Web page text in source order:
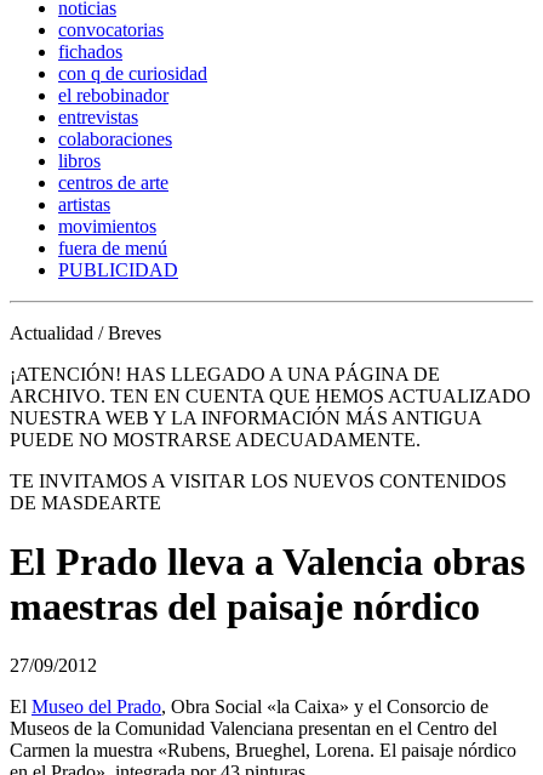
noticias
convocatorias
fichados
con q de curiosidad
el rebobinador
entrevistas
colaboraciones
libros
centros de arte
artistas
movimientos
fuera de menú
PUBLICIDAD
Actualidad / Breves
¡ATENCIÓN! HAS LLEGADO A UNA PÁGINA DE
ARCHIVO. TEN EN CUENTA QUE HEMOS ACTUALIZADO
NUESTRA WEB Y LA INFORMACIÓN MÁS ANTIGUA
PUEDE NO MOSTRARSE ADECUADAMENTE.
TE INVITAMOS A VISITAR LOS NUEVOS CONTENIDOS
DE MASDEARTE
El Prado lleva a Valencia obras
maestras del paisaje nórdico
27/09/2012
El Museo del Prado, Obra Social «la Caixa» y el Consorcio de
Museos de la Comunidad Valenciana presentan en el Centro del
Carmen la muestra «Rubens, Brueghel, Lorena. El paisaje nórdico